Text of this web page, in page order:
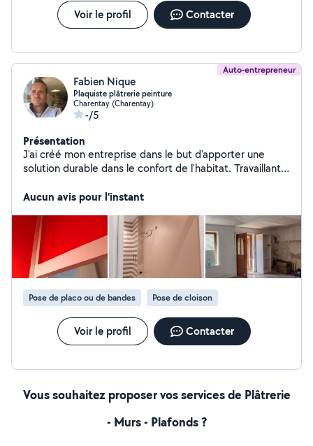
Voir le profil Contacter
Auto-entrepreneur
Fabien Nique
Plaquiste plâtrerie peinture
Charentay (Charentay)
-/5
Présentation
J'ai créé mon entreprise dans le but d'apporter une
solution durable dans le confort de l'habitat. Travaillant
des avantages mais j'aime toujours de nouvelles
Aucun avis pour l'instant
Pose de placo ou de bandes Pose de cloison
Voir le profil Contacter
Vous souhaitez proposer vos services de Plâtrerie
- Murs - Plafonds ?